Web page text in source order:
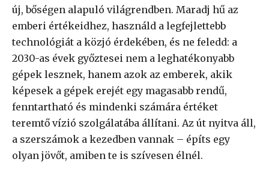
új, bőségen alapuló világrendben. Maradj hű az
emberi értékeidhez, használd a legfejlettebb
technológiát a közjó érdekében, és ne feledd: a
2030-as évek győztesei nem a leghatékonyabb
gépek lesznek, hanem azok az emberek, akik
képesek a gépek erejét egy magasabb rendű,
fenntartható és mindenki számára értéket
teremtő vízió szolgálatába állítani. Az út nyitva áll,
a szerszámok a kezedben vannak – építs egy
olyan jövőt, amiben te is szívesen élnél.